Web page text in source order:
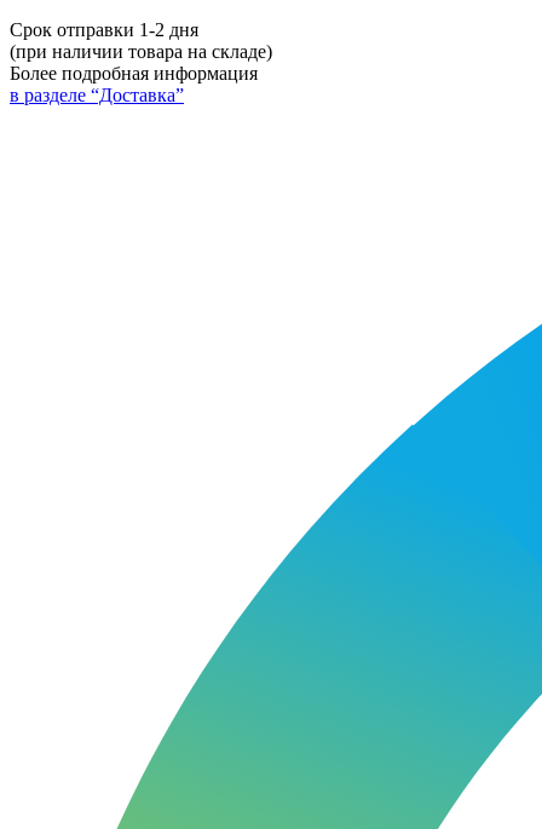
Срок отправки 1-2 дня
(при наличии товара на складе)
Более подробная информация
в разделе “Доставка”